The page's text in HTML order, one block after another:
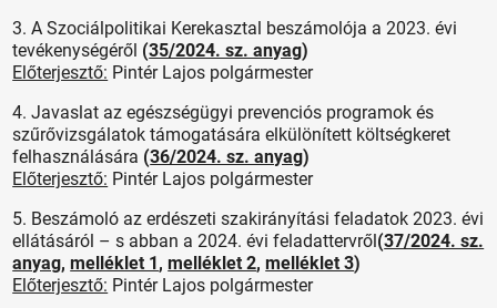
3. A Szociálpolitikai Kerekasztal beszámolója a 2023. évi
tevékenységéről (35/2024. sz. anyag)
Előterjesztő: Pintér Lajos polgármester
4. Javaslat az egészségügyi prevenciós programok és
szűrővizsgálatok támogatására elkülönített költségkeret
felhasználására (36/2024. sz. anyag)
Előterjesztő: Pintér Lajos polgármester
5. Beszámoló az erdészeti szakirányítási feladatok 2023. évi
ellátásáról – s abban a 2024. évi feladattervről(37/2024. sz.
anyag,melléklet 1,melléklet 2,melléklet 3)
Előterjesztő: Pintér Lajos polgármester